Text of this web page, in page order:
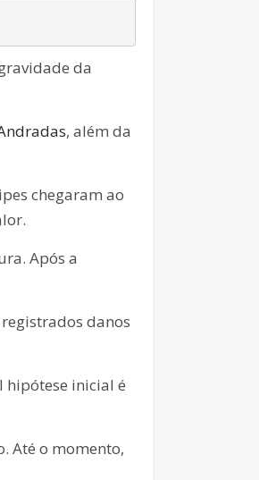
da
, além da
chegaram ao
Após a
danos
hipótese inicial é
Até o momento,